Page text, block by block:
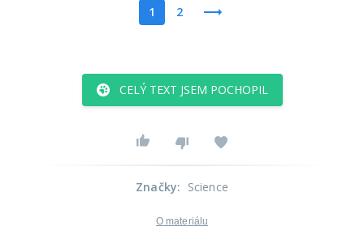
1 2
CELÝ TEXT JSEM POCHOPIL
Značky: Science
O materiálu